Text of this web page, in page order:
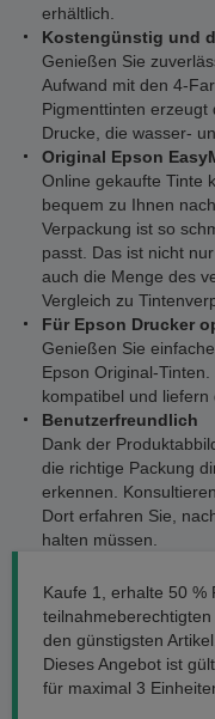
erhältlich.
Kostengünstig und
Genießen Sie
Aufwand mit den 4-
Pigmenttinten erzeugt
Drucke, die wasser-
Original Epson
Online gekaufte Tinte
bequem zu Ihnen
Verpackung ist so
passt. Das ist nicht
auch die Menge des
Vergleich zu
Für Epson Drucker
Genießen Sie
Epson Original-
kompatibel und liefern
Benutzerfreundlich
Dank der
die richtige Packung
erkennen.
Dort erfahren Sie,
halten müssen.
Kaufe 1, erhalte 50 %
den günstigsten Artikel.
Dieses Angebot ist
für maximal 3